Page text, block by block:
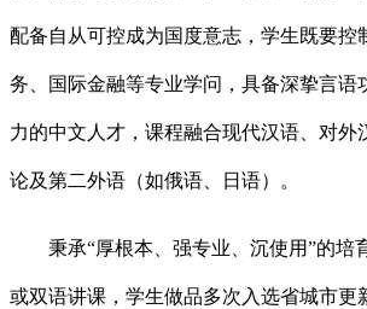
配备自从可控成为国度意志，学生既要控
务、国际金融等专业学问，具备深挚言语
力的中文人才，课程融合现代汉语、对外
论及第二外语（如俄语、日语）。
秉承“厚根本、强专业、沉使用”的培
或双语讲课，学生做品多次入选省城市更